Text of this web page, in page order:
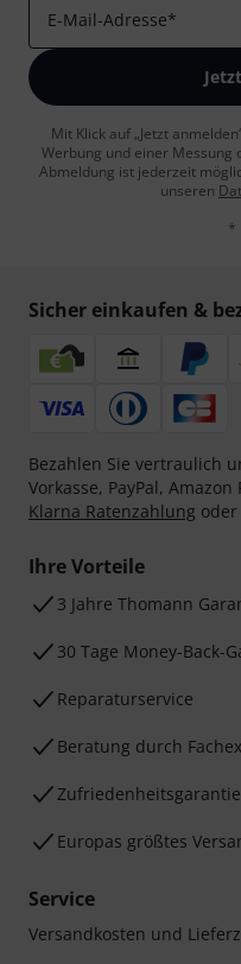
E-Mail-Adresse*
Mit Klick auf „Jetzt
Werbung und einer Messung
Abmeldung ist jederzeit
unseren
*
Sicher einkaufen &
Bezahlen Sie vertraulich
Vorkasse, PayPal, Amazon
Klarna Ratenzahlung
Ihre Vorteile
3 Jahre Thomann
30 Tage Money-Back-
Reparaturservice
Beratung durch
Zufriedenheitsgarantie
Europas größtes
Service
Versandkosten und